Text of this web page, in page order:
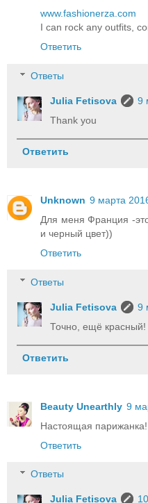
www.fashionerza.com
I can rock any outfits,
Ответить
Ответы
Julia Fetisova
9
Thank you
Ответить
Unknown 9 марта
Для меня Франция -
и черный цвет))
Ответить
Ответы
Julia Fetisova
9
Точно, ещё красный!
Ответить
Beauty Unearthly 9
Настоящая
Ответить
Ответы
Julia Fetisova